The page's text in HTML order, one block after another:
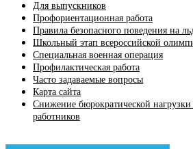
Для выпускников
Профориентационная работа
Правила безопасного поведения на
Школьный этап всероссийской
Специальная военная операция
Профилактическая работа
Часто задаваемые вопросы
Карта сайта
Снижение бюрократической нагрузки
работников